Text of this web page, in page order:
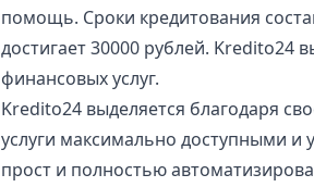
помощь. Сроки кредитования
достигает 30000 рублей. Kredito24
финансовых услуг.
Kredito24 выделяется благодаря
услуги максимально доступными
прост и полностью